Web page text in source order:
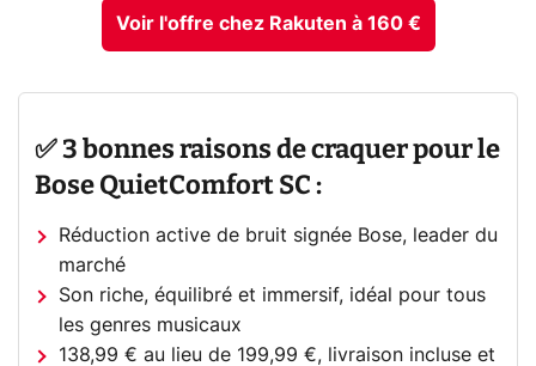
Voir l'offre chez Rakuten à 160 €
✅ 3 bonnes raisons de craquer pour le
Bose QuietComfort SC :
Réduction active de bruit signée Bose, leader du
marché
Son riche, équilibré et immersif, idéal pour tous
les genres musicaux
138,99 € au lieu de 199,99 €, livraison incluse et